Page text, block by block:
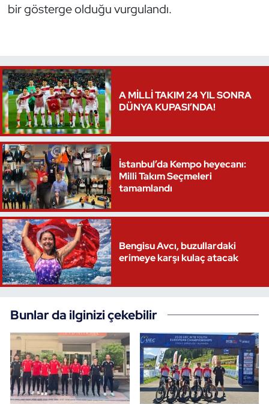
bir gösterge olduğu vurgulandı.
A MİLLİ TAKIM 24 YIL SONRA
DÜNYA KUPASI’NDA!
İstanbul’da Kempo heyecanı:
Milli Takım Seçmeleri
tamamlandı
Bengisu Avcı, buzullardaki
erimeye karşı kulaç atacak
Bunlar da ilginizi çekebilir